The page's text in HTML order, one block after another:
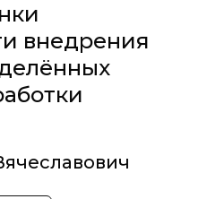
внедрения